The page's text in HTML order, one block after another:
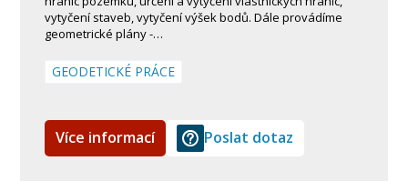
vytyčení staveb, vytyčení výšek bodů. Dále provádíme
geometrické plány -…
GEODETICKÉ PRÁCE
Více informací Poslat dotaz